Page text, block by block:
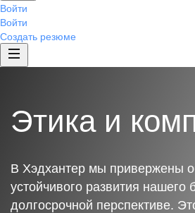
Войти
Войти
Создать резюме
Этика и
В Хэдхантер мы привержены
устойчивого развития нашего
долгосрочной перспективе.